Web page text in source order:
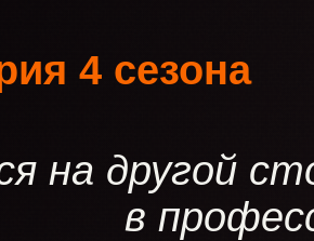
4 сезона
на другой
в